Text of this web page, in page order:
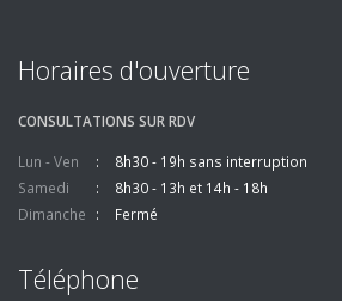
Horaires d'ouverture
CONSULTATIONS SUR RDV
Lun - Ven
8h30 - 19h sans interruption
Samedi
8h30 - 13h et 14h - 18h
Dimanche
Fermé
Téléphone